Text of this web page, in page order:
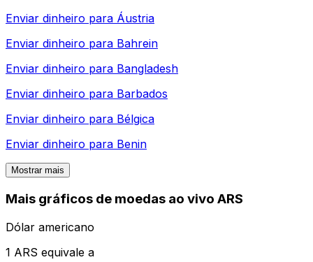
Enviar dinheiro para Áustria
Enviar dinheiro para Bahrein
Enviar dinheiro para Bangladesh
Enviar dinheiro para Barbados
Enviar dinheiro para Bélgica
Enviar dinheiro para Benin
Mostrar mais
Mais gráficos de moedas ao vivo ARS
Dólar americano
1 ARS equivale a